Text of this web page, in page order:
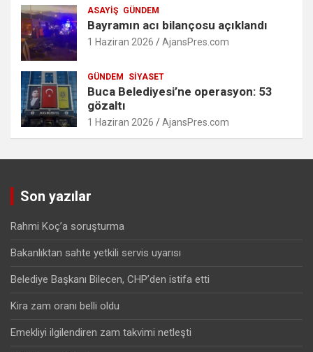
ASAYIŞ GÜNDEM
Bayramın acı bilançosu açıklandı
1 Haziran 2026 AjansPres.com
GÜNDEM SIYASET
Buca Belediyesi’ne operasyon: 53
gözaltı
1 Haziran 2026 AjansPres.com
Son yazılar
Rahmi Koç’a soruşturma
Bakanlıktan sahte yetkili servis uyarısı
Belediye Başkanı Bilecen, CHP’den istifa etti
Kira zam oranı belli oldu
Emekliyi ilgilendiren zam takvimi netleşti